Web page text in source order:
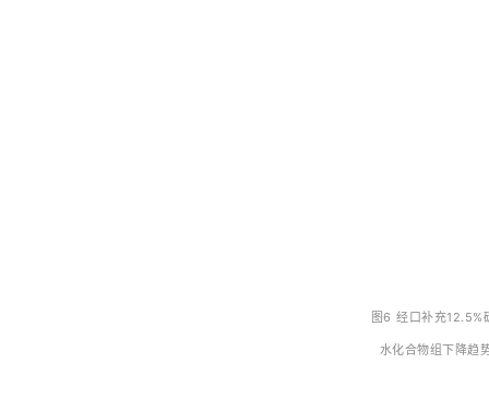
图6 经口补充12.5%
水化合物组下降趋